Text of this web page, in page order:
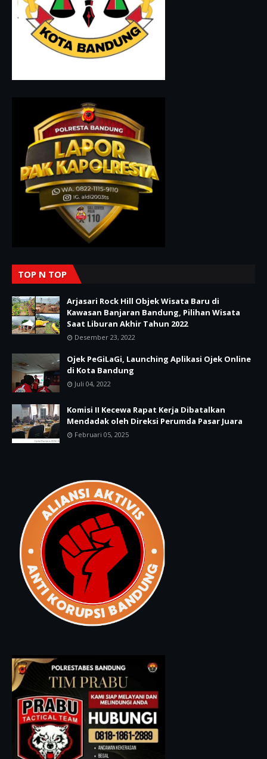
TOP N TOP
Arjasari Rock Hill Objek Wisata Baru di
Kawasan Banjaran Bandung, Pilihan Wisata
Saat Liburan Akhir Tahun 2022
Desember 23, 2022
Ojek PeGiLaGi, Launching Aplikasi Ojek Online
di Kota Bandung
Juli 04, 2022
Komisi II Kecewa Rapat Kerja Dibatalkan
Mendadak oleh Direksi Perumda Pasar Juara
Februari 05, 2025